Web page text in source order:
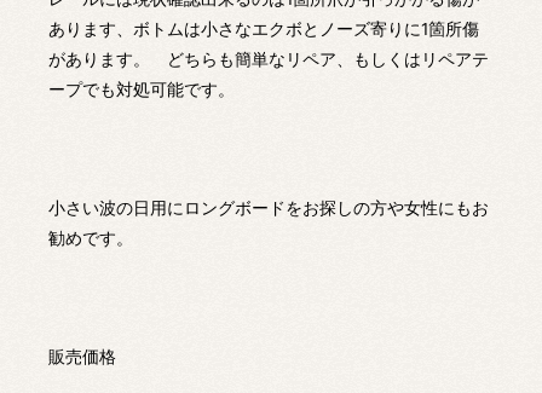
あります、ボトムは小さなエクボとノーズ寄りに1箇所傷
があります。 どちらも簡単なリペア、もしくはリペアテ
ープでも対処可能です。
小さい波の日用にロングボードをお探しの方や女性にもお
勧めです。
販売価格